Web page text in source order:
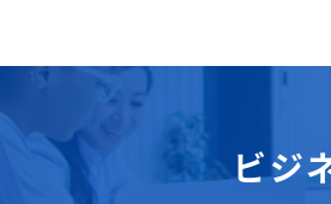
ビジ